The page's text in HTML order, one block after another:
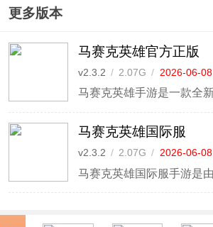
更多版本
马赛克英雄官方正版
v2.3.2 / 2.07G / 2026-06-08
马赛克英雄国际服
v2.3.2 / 2.07G / 2026-06-08